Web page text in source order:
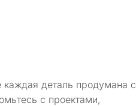
деталь продумана с
с проектами,